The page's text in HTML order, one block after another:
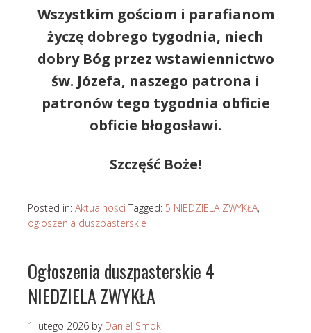
Wszystkim gościom i parafianom
życzę dobrego tygodnia, niech
dobry Bóg przez wstawiennictwo
św. Józefa, naszego patrona i
patronów tego tygodnia obficie
obficie błogosławi.
Szczęść Boże!
Posted in: Aktualności Tagged: 5 NIEDZIELA ZWYKŁA,
ogłoszenia duszpasterskie
Ogłoszenia duszpasterskie 4
NIEDZIELA ZWYKŁA
1 lutego 2026 by Daniel Smok